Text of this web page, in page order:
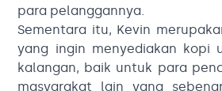
para pelanggannya.
Sementara itu, Kevin
yang ingin menyediakan kopi
kalangan, baik untuk para
masyarakat lain yang